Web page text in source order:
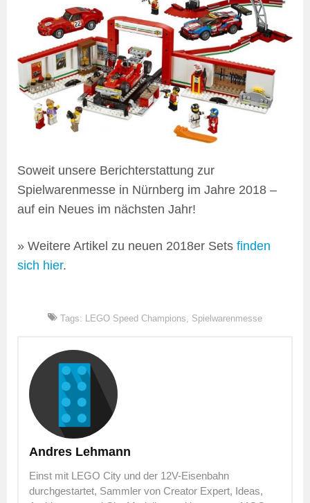
Soweit unsere Berichterstattung zur
Spielwarenmesse in Nürnberg im Jahre 2018 –
auf ein Neues im nächsten Jahr!
» Weitere Artikel zu neuen 2018er Sets finden
sich hier.
Tags: LEGO Speed Champions Spielwarenmesse
Andres Lehmann
Einst mit LEGO City und der 12V-Eisenbahn
durchgestartet, Sammler von Creator Expert, Ideas,